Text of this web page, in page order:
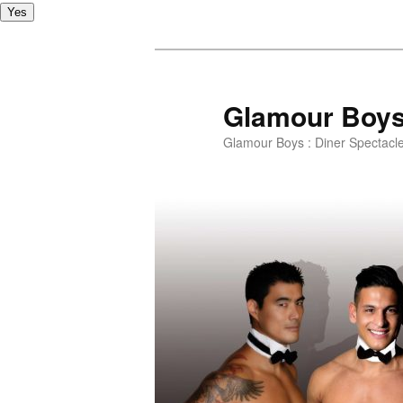
Yes
Glamour
Glamour Boys : Diner